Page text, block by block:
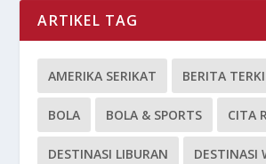
ARTIKEL TAG
AMERIKA SERIKAT BERITA
BOLA BOLA & SPORTS CITA
DESTINASI LIBURAN DESTINASI